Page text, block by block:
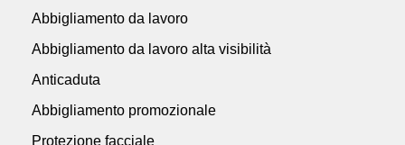
Abbigliamento da lavoro
Abbigliamento da lavoro alta visibilità
Anticaduta
Abbigliamento promozionale
Protezione facciale